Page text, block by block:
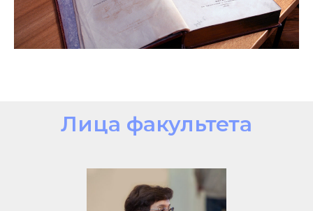
Лица факультета